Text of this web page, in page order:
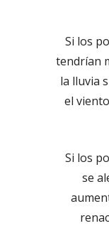
Si los
tendrían
la lluvia
el
Si los
se